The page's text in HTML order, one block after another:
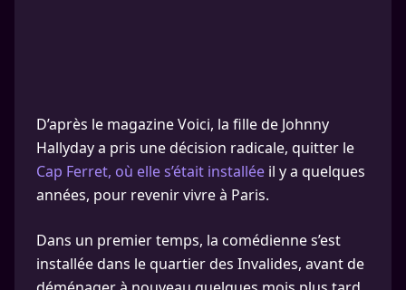
D’après le magazine Voici, la fille de Johnny
Hallyday a pris une décision radicale, quitter le
Cap Ferret, où elle s’était installée il y a quelques
années, pour revenir vivre à Paris.
Dans un premier temps, la comédienne s’est
installée dans le quartier des Invalides, avant de